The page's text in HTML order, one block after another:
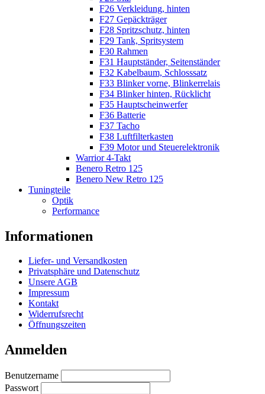
F26 Verkleidung, hinten
F27 Gepäckträger
F28 Spritzschutz, hinten
F29 Tank, Spritsystem
F30 Rahmen
F31 Hauptständer, Seitenständer
F32 Kabelbaum, Schlosssatz
F33 Blinker vorne, Blinkerrelais
F34 Blinker hinten, Rücklicht
F35 Hauptscheinwerfer
F36 Batterie
F37 Tacho
F38 Luftfilterkasten
F39 Motor und Steuerelektronik
Warrior 4-Takt
Benero Retro 125
Benero New Retro 125
Tuningteile
Optik
Performance
Informationen
Liefer- und Versandkosten
Privatsphäre und Datenschutz
Unsere AGB
Impressum
Kontakt
Widerrufsrecht
Öffnungszeiten
Anmelden
Benutzername
Passwort